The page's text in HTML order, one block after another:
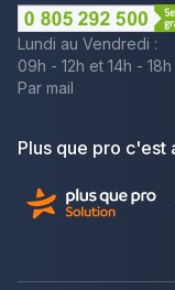
Lundi au Vendredi :
09h - 12h et 14h - 18h
Par mail
Plus que pro c'est